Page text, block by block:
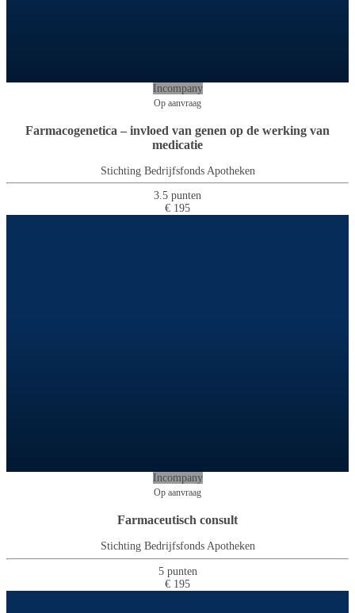
Incompany
Op aanvraag
Farmacogenetica – invloed van genen op de werking van
medicatie
Stichting Bedrijfsfonds Apotheken
3.5 punten
€ 195
Incompany
Op aanvraag
Farmaceutisch consult
Stichting Bedrijfsfonds Apotheken
5 punten
€ 195